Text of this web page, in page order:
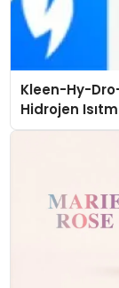
Kleen-Hy-
Hidrojen
Düzenleyici